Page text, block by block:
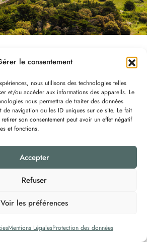
le consentement
nous utilisons des technologies telles
et/ou accéder aux informations des appareils. Le
nous permettra de traiter des données
de navigation ou les ID uniques sur ce site. Le fait
son consentement peut avoir un effet négatif
et fonctions.
Accepter
Refuser
Voir les préférences
Mentions LégalesProtection des données
– Tous droits réservés –Mentions Légales
Cookies–Protection des Données
:Communik & Vous